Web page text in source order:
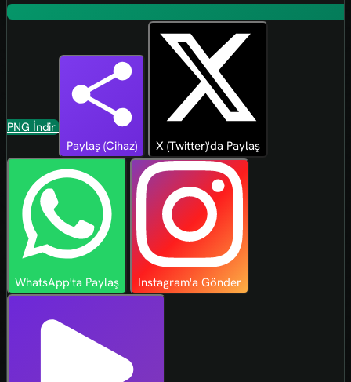
PNG İndir
Paylaş (Cihaz)
X (Twitter)'da Paylaş
WhatsApp'ta Paylaş Instagram'a Gönder